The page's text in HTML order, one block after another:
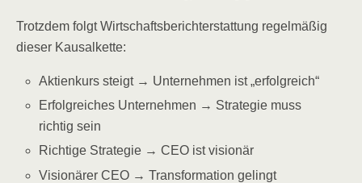
Trotzdem folgt Wirtschaftsberichterstattung regelmäßig
dieser Kausalkette:
Aktienkurs steigt → Unternehmen ist „erfolgreich“
Erfolgreiches Unternehmen → Strategie muss
richtig sein
Richtige Strategie → CEO ist visionär
Visionärer CEO → Transformation gelingt